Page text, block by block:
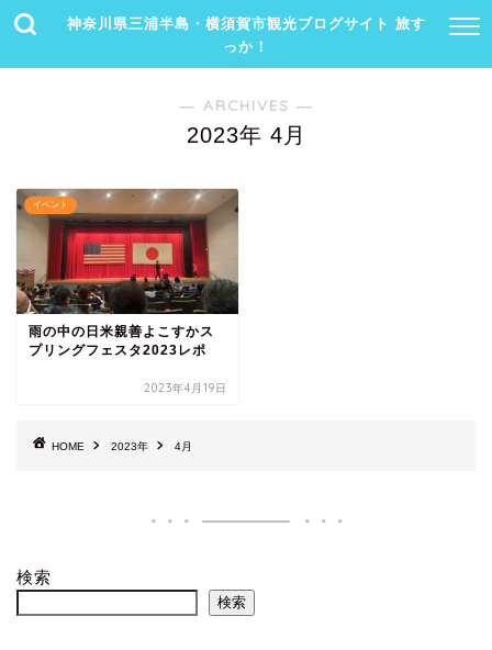
神奈川県三浦半島・横須賀市観光ブログサイト 旅す
っか！
― ARCHIVES ―
2023年 4月
イベント
雨の中の日米親善よこすかス
プリングフェスタ2023レポ
2023年4月19日
HOME 2023年 4月
検索
検索